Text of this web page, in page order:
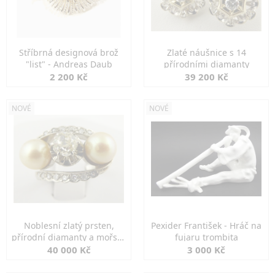
Stříbrná designová brož
"list" - Andreas Daub
2 200 Kč
Zlaté náušnice s 14
přírodními diamanty
39 200 Kč
NOVÉ
Noblesní zlatý prsten,
přírodní diamanty a mořské
perly
40 000 Kč
NOVÉ
Pexider František - Hráč na
fujaru trombita
3 000 Kč